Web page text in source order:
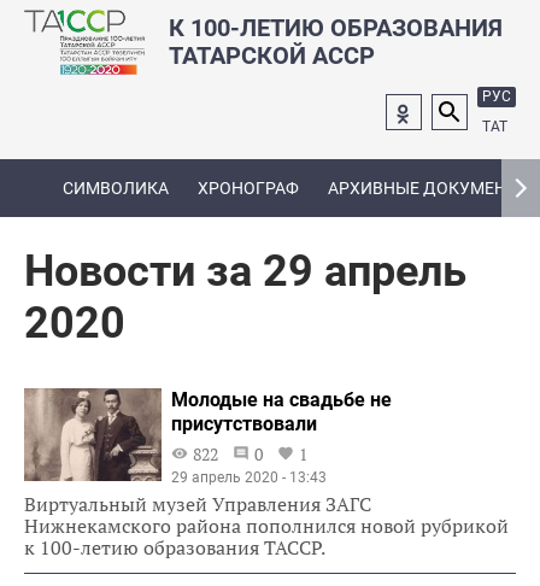
К 100-ЛЕТИЮ ОБРАЗОВАНИЯ
ТАТАРСКОЙ АССР
РУС
ТАТ
СИМВОЛИКА ХРОНОГРАФ АРХИВНЫЕ ДОКУМЕНТЫ
Новости за 29 апрель
2020
Молодые на свадьбе не
присутствовали
822
0 1
29 апрель 2020 - 13:43
Виртуальный музей Управления ЗАГС
Нижнекамского района пополнился новой рубрикой
к 100-летию образования ТАССР.